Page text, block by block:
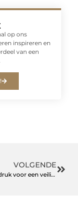
op ons
inspireren en
van een
VOLGENDE
De blauwdruk voor een veilige en efficiënte vloeistoftransport